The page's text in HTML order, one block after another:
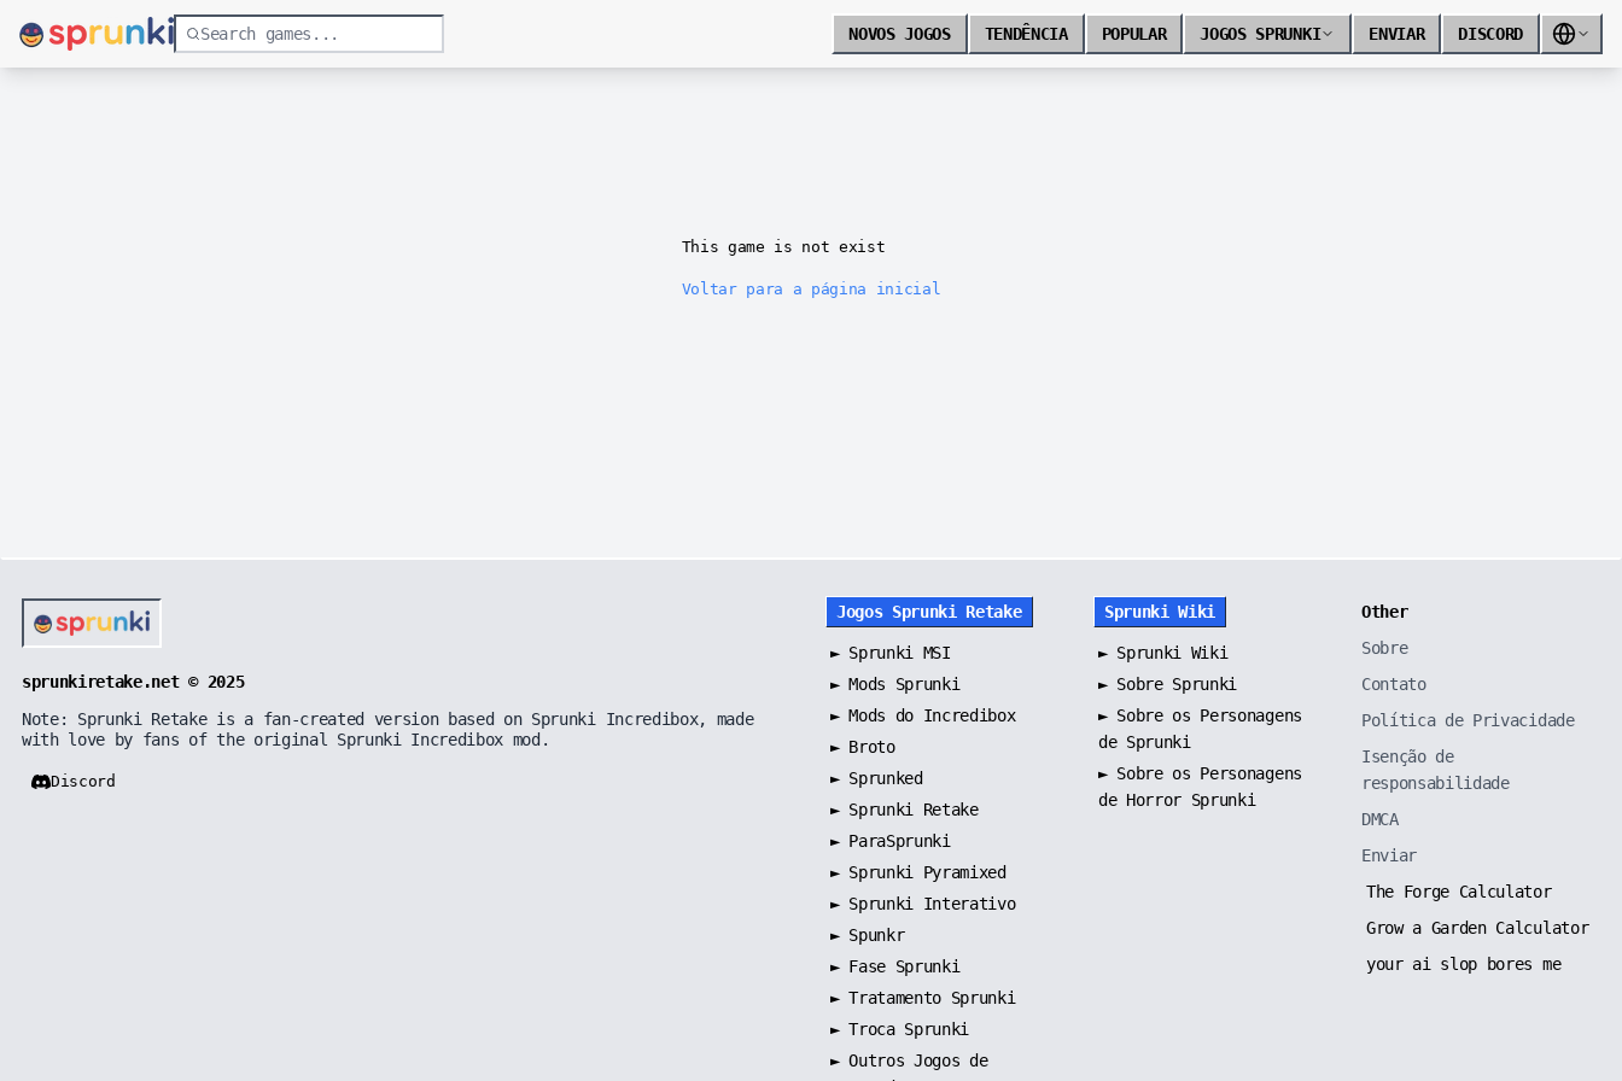
NOVOS JOGOS TENDÊNCIA POPULAR JOGOS SPRUNKI ENVIAR DISCORD
This game is not exist
Voltar para a página inicial
sprunkiretake.net © 2025
Note: Sprunki Retake is a fan-created version based on Sprunki Incredibox, made
with love by fans of the original Sprunki Incredibox mod.
Discord
Jogos Sprunki Retake
► Sprunki MSI
►Mods Sprunki
►Mods do Incredibox
► Broto
► Sprunked
► Sprunki Retake
► ParaSprunki
► Sprunki Pyramixed
► Sprunki Interativo
► Spunkr
► Fase Sprunki
►Tratamento Sprunki
►Troca Sprunki
►Outros Jogos de
Sprunki Wiki
► Sprunki Wiki
► Sobre Sprunki
► Sobre os Personagens
de Sprunki
► Sobre os Personagens
de Horror Sprunki
Other
Sobre
Contato
Política de Privacidade
Isenção de
responsabilidade
DMCA
Enviar
The Forge Calculator
Grow a Garden Calculator
your ai slop bores me